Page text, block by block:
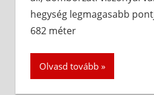
hegység legmagasabb
682 méter
Olvasd tovább